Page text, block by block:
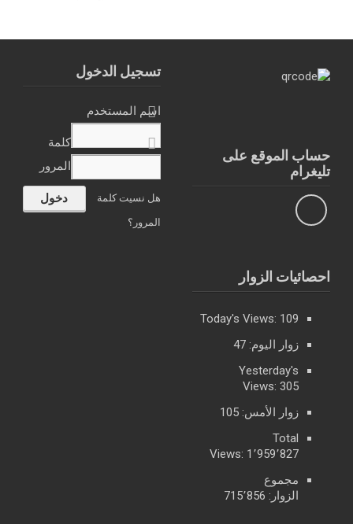
تسجيل الدخول
اسم المستخدم
كلمة
المرور
هل نسيت كلمة
المرور؟
حساب الموقع على
تليغرام
احصائيات الزوار
Today's Views: 109
زوار اليوم: 47
Yesterday's
Views:305
زوار الأمس: 105
Total
Views: 1٬959٬827
مجموع
الزوار: 715٬856